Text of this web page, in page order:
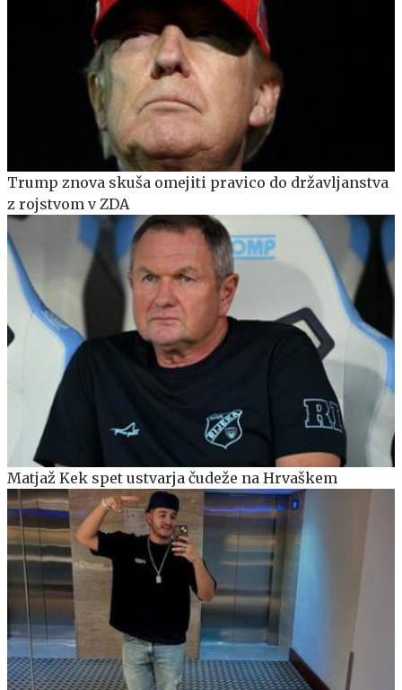
Trump znova skuša omejiti pravico do državljanstva
z rojstvom v ZDA
Matjaž Kek spet ustvarja čudeže na Hrvaškem